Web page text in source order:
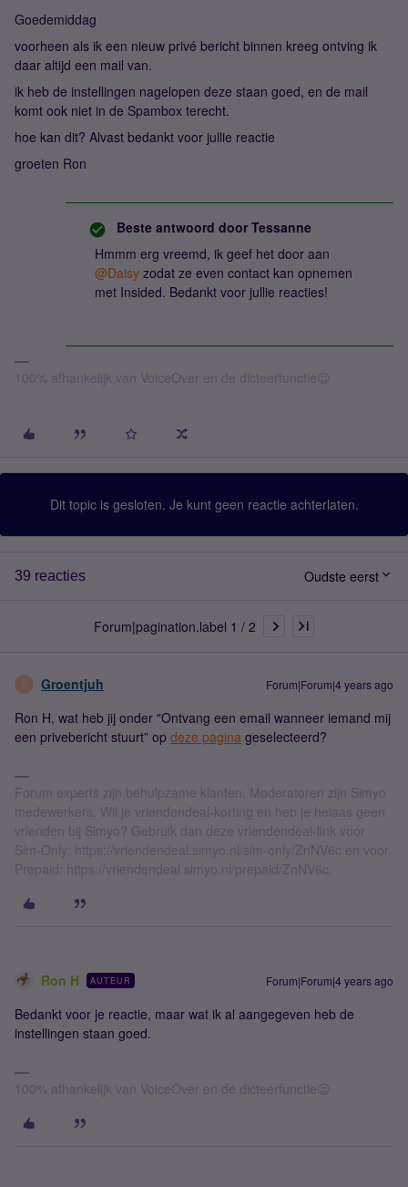
Goedemiddag
voorheen als ik een nieuw privé bericht binnen kreeg ontving ik
daar altijd een mail van.
ik heb de instellingen nagelopen deze staan goed, en de mail
komt ook niet in de Spambox terecht.
hoe kan dit? Alvast bedankt voor jullie reactie
groeten Ron
Beste antwoord door Tessanne
Hmmm erg vreemd, ik geef het door aan
@Daisy zodat ze even contact kan opnemen
met Insided. Bedankt voor jullie reacties!
100% afhankelijk van VoiceOver en de dicteerfunctie😉
Dit topic is gesloten. Je kunt geen reactie achterlaten.
39 reacties Oudste eerst
Forum|pagination.label 1 / 2
G Groentjuh Forum|Forum|4 years ago
Ron H, wat heb jij onder "Ontvang een email wanneer iemand mij
een privebericht stuurt” op deze pagina geselecteerd?
Forum experts zijn behulpzame klanten. Moderatoren zijn Simyo
medewerkers. Wil je vriendendeal-korting en heb je helaas geen
vrienden bij Simyo? Gebruik dan deze vriendendeal-link voor
Sim-Only: https://vriendendeal.simyo.nl/sim-only/ZnNV6c en voor
Prepaid: https://vriendendeal.simyo.nl/prepaid/ZnNV6c.
Ron H AUTEUR Forum|Forum|4 years ago
Bedankt voor je reactie, maar wat ik al aangegeven heb de
instellingen staan goed.
100% afhankelijk van VoiceOver en de dicteerfunctie😉